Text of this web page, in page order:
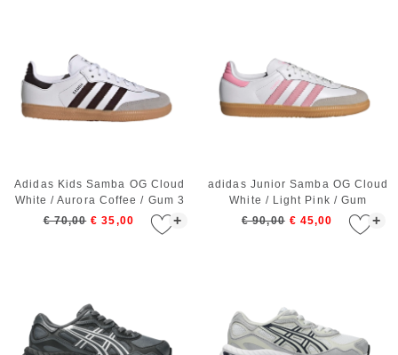
+
Adidas Kids Samba OG Cloud
White / Aurora Coffee / Gum 3
€ 70,00 € 35,00 +
adidas Junior Samba OG Cloud
White / Light Pink / Gum
€ 90,00 € 45,00